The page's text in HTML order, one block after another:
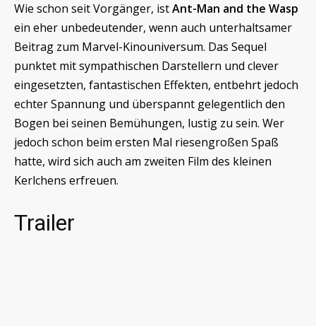
Wie schon seit Vorgänger, istAnt-Man and the Wasp
ein eher unbedeutender, wenn auch unterhaltsamer
Beitrag zum Marvel-Kinouniversum. Das Sequel
punktet mit sympathischen Darstellern und clever
eingesetzten, fantastischen Effekten, entbehrt jedoch
echter Spannung und überspannt gelegentlich den
Bogen bei seinen Bemühungen, lustig zu sein. Wer
jedoch schon beim ersten Mal riesengroßen Spaß
hatte, wird sich auch am zweiten Film des kleinen
Kerlchens erfreuen.
Trailer